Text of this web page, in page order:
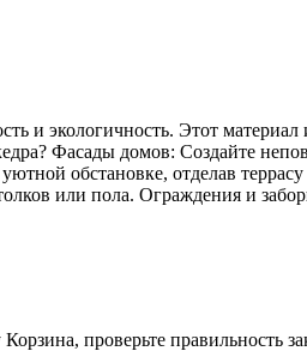
и экологичность. Этот материал
Фасады домов: Создайте
обстановке, отделав
или пола. Ограждения и
проверьте правильность